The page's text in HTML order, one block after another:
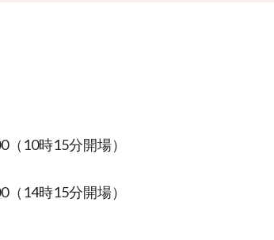
10時15分開場）
14時15分開場）